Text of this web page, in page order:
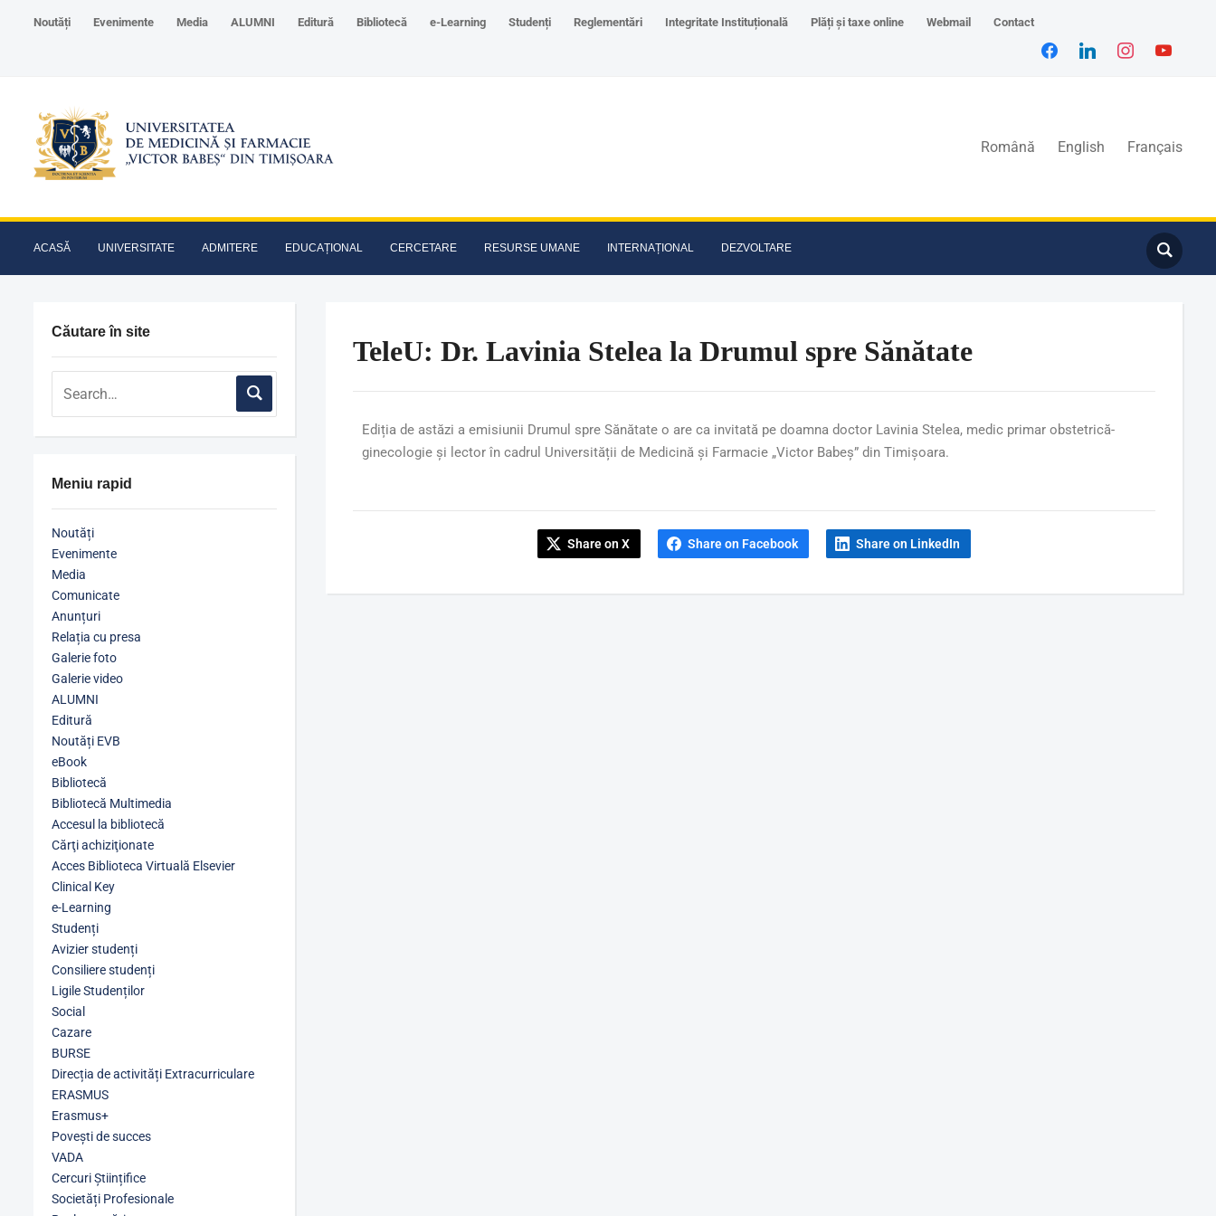
Noutăți Evenimente Media ALUMNI Editură Bibliotecă e-Learning Studenți Reglementări Integritate Instituțională Plăți și taxe online Webmail Contact
Română English Français
ACASĂ UNIVERSITATE ADMITERE EDUCAȚIONAL CERCETARE RESURSE UMANE INTERNAȚIONAL DEZVOLTARE
Căutare în site
Meniu rapid
Noutăți
Evenimente
Media
Comunicate
Anunțuri
Relația cu presa
Galerie foto
Galerie video
ALUMNI
Editură
Noutăți EVB
eBook
Bibliotecă
Bibliotecă Multimedia
Accesul la bibliotecă
Cărţi achiziţionate
Acces Biblioteca Virtuală Elsevier
Clinical Key
e-Learning
Studenți
Avizier studenți
Consiliere studenți
Ligile Studenților
Social
Cazare
BURSE
Direcția de activități Extracurriculare
ERASMUS
Erasmus+
Povești de succes
VADA
Cercuri Științifice
Societăți Profesionale
TeleU: Dr. Lavinia Stelea la Drumul spre Sănătate
Ediția de astăzi a emisiunii Drumul spre Sănătate o are ca invitată pe doamna doctor Lavinia Stelea, medic primar obstetrică-
ginecologie și lector în cadrul Universității de Medicină și Farmacie „Victor Babeș” din Timișoara.
Share on X Share on Facebook Share on LinkedIn